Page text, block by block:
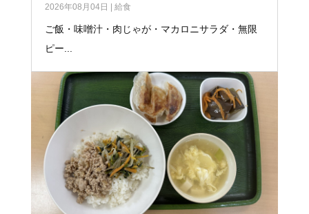
2026年08月04日 給食
ご飯・味噌汁・肉じゃが・マカロニサラダ・無限
ピー...